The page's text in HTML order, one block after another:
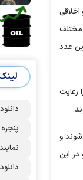
مختلف
عدد
را رعایت
و
می‌کنند و در این